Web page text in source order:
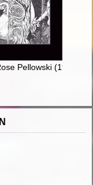
: całość w
Pellowski (1933-